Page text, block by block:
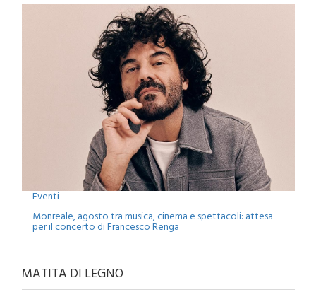
Eventi
Monreale, agosto tra musica, cinema e spettacoli: attesa
per il concerto di Francesco Renga
MATITA DI LEGNO